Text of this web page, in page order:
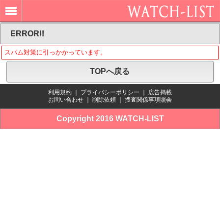
ERROR!!
スパム対策に引っかかっています。
TOPへ戻る
利用規約 プライバシーポリシー
広告掲載
お問い合わせ
削除依頼 捜査関係事項照会
Copyright 2016 WATCH-LIST